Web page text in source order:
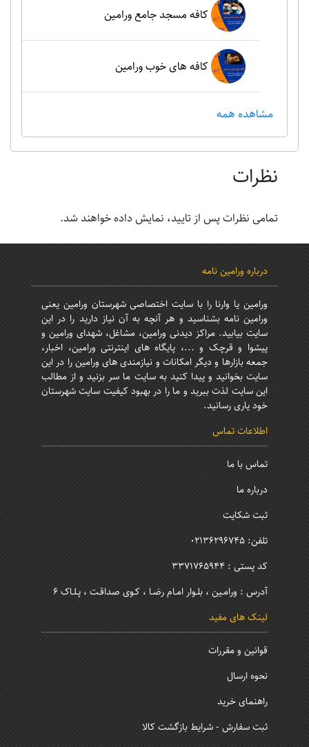
کافه مسجد جامع ورامین
کافه های خوب ورامین
مشاهده همه
نظرات
تمامی نظرات پس از تایید، نمایش داده خواهند شد.
درباره ورامین نامه
ورامین یا وارنا را با سایت اختصاصی شهرستان ورامین یعنی
ورامین نامه بشناسید و هر آنچه به آن نیاز دارید را در این
سایت بیابید. مراکز دیدنی ورامین، مشاغل، شهدای ورامین و
پیشوا و قرچک و ...، پایگاه های اینترنتی ورامین، اخبار،
جمعه بازارها و دیگر امکانات و نیازمندی های ورامین را در این
سایت بخوانید و پیدا کنید به سایت ما سر بزنید و از مطالب
این سایت لذت ببرید و ما را در بهبود کیفیت سایت شهرستان
خود یاری رسانید.
اطلاعات تماس
تماس با ما
درباره ما
ثبت شکایت
تلفن: 02136296745
کد پستی : 3371765944
آدرس : ورامـین ، بلـوار امـام رضـا ، کـوی صداقـت ، پـلـاک 6
لینک های مفید
قوانین و مقررات
نحوه ارسال
راهنمای خرید
ثبت سفارش - شرایط بازگشت کالا